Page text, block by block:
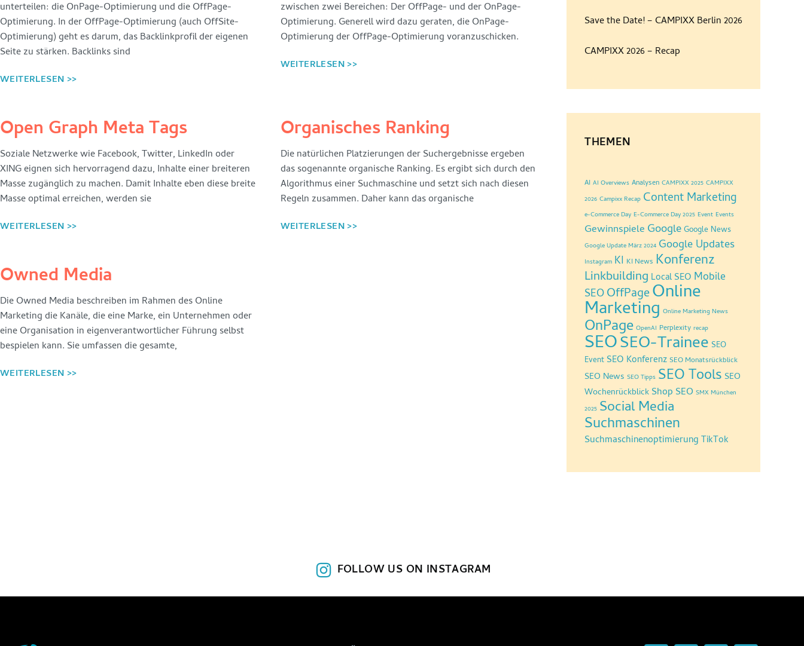
unterteilen: die OnPage-Optimierung und die OffPage-
Optimierung. In der OffPage-Optimierung (auch OffSite-
Optimierung) geht es darum, das Backlinkprofil der eigenen
Seite zu stärken. Backlinks sind
WEITERLESEN >>
zwischen zwei Bereichen: Der OffPage- und der OnPage-
Optimierung. Generell wird dazu geraten, die OnPage-
Optimierung der OffPage-Optimierung voranzuschicken.
WEITERLESEN >>
Open Graph Meta Tags
Soziale Netzwerke wie Facebook, Twitter, LinkedIn oder
XING eignen sich hervorragend dazu, Inhalte einer breiteren
Masse zugänglich zu machen. Damit Inhalte eben diese breite
Masse optimal erreichen, werden sie
WEITERLESEN >>
Organisches Ranking
Die natürlichen Platzierungen der Suchergebnisse ergeben
das sogenannte organische Ranking. Es ergibt sich durch den
Algorithmus einer Suchmaschine und setzt sich nach diesen
Regeln zusammen. Daher kann das organische
WEITERLESEN >>
Owned Media
Die Owned Media beschreiben im Rahmen des Online
Marketing die Kanäle, die eine Marke, ein Unternehmen oder
eine Organisation in eigenverantwortlicher Führung selbst
bespielen kann. Sie umfassen die gesamte,
WEITERLESEN >>
Save the Date! – CAMPIXX Berlin 2026
CAMPIXX 2026 – Recap
THEMEN
AI AI Overviews Analysen CAMPIXX 2025 CAMPIXX
2026 Campixx Recap Content Marketing
e-Commerce Day E-Commerce Day 2025 Event Events
Gewinnspiele GoogleGoogle News
Google Update März 2024 Google Updates
Instagram KI KI News Konferenz
Linkbuilding Local SEO Mobile
SEOOffPageOnline
Marketing Online Marketing News
OnPage OpenAI Perplexity recap
SEOSEO-Trainee SEO
Event SEO Konferenz SEO Monatsrückblick
SEO News SEO Tipps SEO Tools SEO
Wochenrückblick Shop SEO SMX München
2025 Social Media
Suchmaschinen
Suchmaschinenoptimierung TikTok
FOLLOW US ON INSTAGRAM